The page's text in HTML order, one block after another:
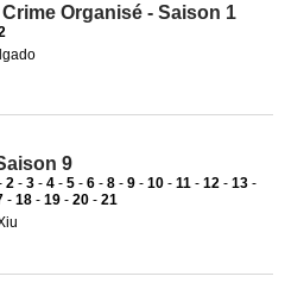
Crime Organisé - Saison 1
9
2 - 3 - 4 - 5 - 6 - 8 - 9 - 10 - 11 - 12 - 13 -
- 18 - 19 - 20 - 21